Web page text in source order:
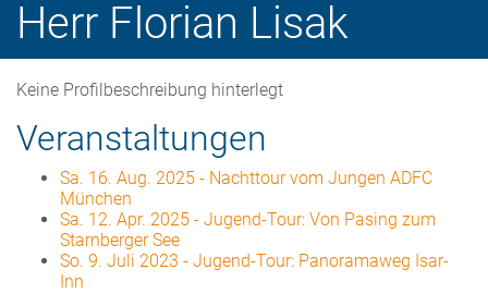
Herr Florian Lisak
Keine Profilbeschreibung hinterlegt
Veranstaltungen
Sa. 16. Aug. 2025 - Nachttour vom Jungen ADFC
München
Sa. 12. Apr. 2025 - Jugend-Tour: Von Pasing zum
Starnberger See
So. 9. Juli 2023 - Jugend-Tour: Panoramaweg Isar-
Inn